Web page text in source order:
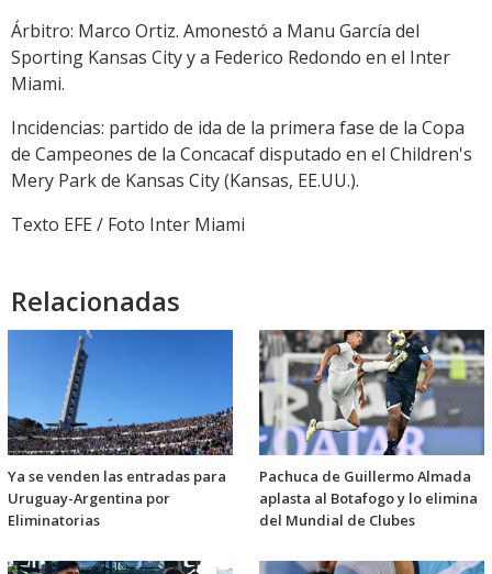
Árbitro: Marco Ortiz. Amonestó a Manu García del
Sporting Kansas City y a Federico Redondo en el Inter
Miami.
Incidencias: partido de ida de la primera fase de la Copa
de Campeones de la Concacaf disputado en el Children's
Mery Park de Kansas City (Kansas, EE.UU.).
Texto EFE / Foto Inter Miami
Relacionadas
Ya se venden las entradas para
Uruguay-Argentina por
Eliminatorias
Pachuca de Guillermo Almada
aplasta al Botafogo y lo elimina
del Mundial de Clubes